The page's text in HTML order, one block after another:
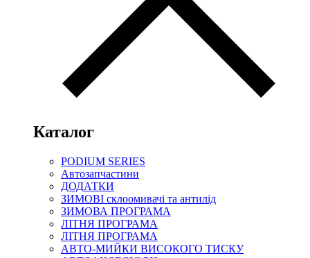
Каталог
PODIUM SERIES
Автозапчастини
ДОДАТКИ
ЗИМОВІ склоомивачі та антилід
ЗИМОВА ПРОГРАМА
ЛІТНЯ ПРОГРАМА
ЛІТНЯ ПРОГРАМА
АВТО-МИЙКИ ВИСОКОГО ТИСКУ